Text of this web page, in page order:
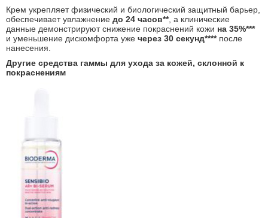
Крем укрепляет физический и биологический защитный барьер,
обеспечивает увлажнение до 24 часов**, а клинические
данные демонстрируют снижение покраснений кожи на 35%***
и уменьшение дискомфорта уже через 30 секунд****после
нанесения.
Другие средства гаммы для ухода за кожей, склонной к
покраснениям